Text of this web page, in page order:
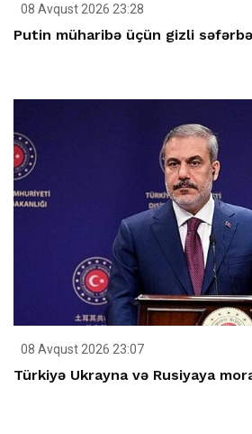
08 Avqust 2026 23:28
Putin müharibə üçün gizli
08 Avqust 2026 23:07
Türkiyə Ukrayna və Rusiyaya